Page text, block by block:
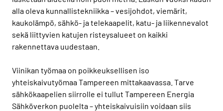
alla oleva kunnallistekniikka – vesijohdot, viemärit,
kaukolämpö, sähkö- ja telekaapelit, katu- ja liikennevalot
sekä liittyvien katujen risteysalueet on kaikki
rakennettava uudestaan.
Viinikan työmaa on poikkeuksellisen iso
yhteiskaivutyömaa Tampereen mittakaavassa. Tarve
sähkökaapelien siirrolle ei tullut Tampereen Energia
Sähköverkon puolelta – yhteiskaivuisiin voidaan siis